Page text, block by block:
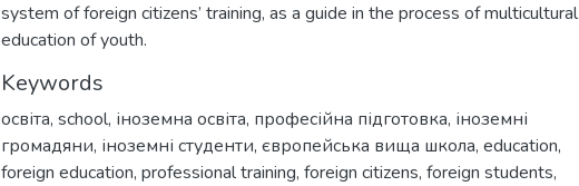
system of foreign citizens’ training, as a guide in the process of multicultural
education of youth.
Keywords
освіта, school, іноземна освіта, професійна підготовка, іноземні
громадяни, іноземні студенти, європейська вища школа, education,
foreign education, professional training, foreign citizens, foreign students,